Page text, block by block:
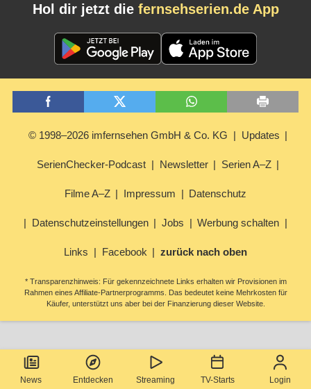
News Entdecken Streaming TV-Starts Login
Hol dir jetzt die fernsehserien.de App
© 1998–2026 imfernsehen GmbH & Co. KG Updates
SerienChecker-Podcast Newsletter Serien A–Z
Filme A–Z Impressum Datenschutz
Datenschutzeinstellungen Jobs Werbung schalten
Links Facebook zurück nach oben
* Transparenzhinweis: Für gekennzeichnete Links erhalten wir Provisionen im
Rahmen eines Affiliate-Partnerprogramms. Das bedeutet keine Mehrkosten für
Käufer, unterstützt uns aber bei der Finanzierung dieser Website.